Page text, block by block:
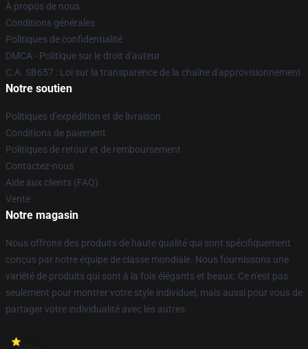
À propos de nous
Conditions générales
Politiques de confidentialité
DMCA - Politique sur le droit d'auteur
C.A. SB657 : Loi sur la transparence de la chaîne d'approvisionnement
Notre soutien
Politiques d'expédition et de livraison
Conditions de paiement
Politiques de retour et de remboursement
Contactez-nous
Aide aux clients (FAQ)
Vente
Notre magasin
Nous offrons des produits de haute qualité qui sont spécifiquement
conçus par notre équipe de classe mondiale. Nous fournissons une
variété de produits qui sont à la fois élégants et beaux. Ce n'est pas
seulement pour montrer votre style individuel, mais aussi pour vous de
partager votre individualité avec les autres.